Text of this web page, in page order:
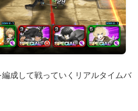
成して戦っていくリアルタイムバ